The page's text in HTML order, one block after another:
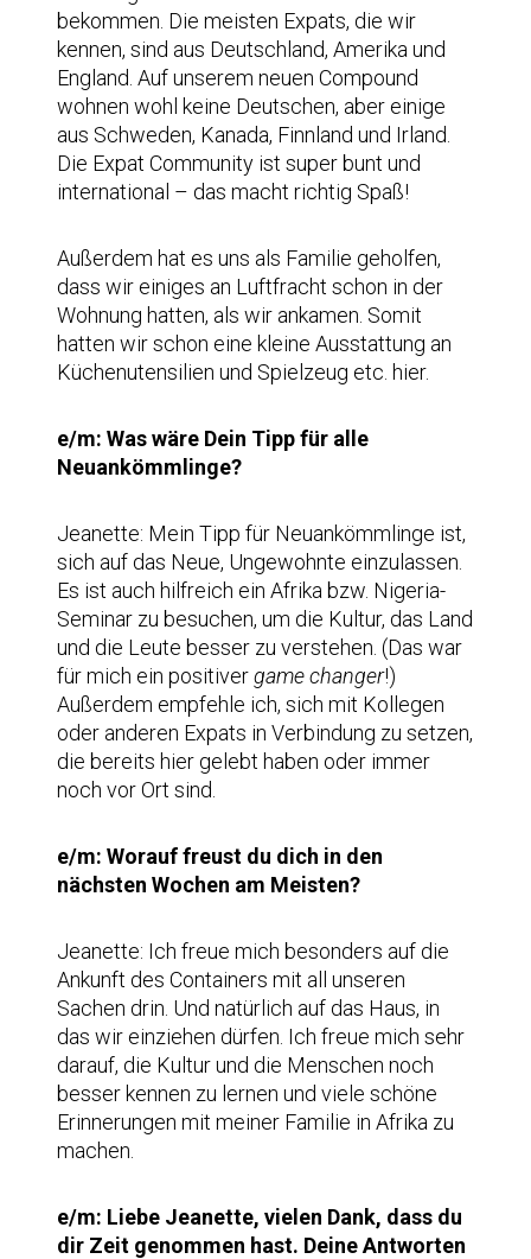
bekommen. Die meisten Expats, die wir
kennen, sind aus Deutschland, Amerika und
England. Auf unserem neuen Compound
wohnen wohl keine Deutschen, aber einige
aus Schweden, Kanada, Finnland und Irland.
Die Expat Community ist super bunt und
international – das macht richtig Spaß!
Außerdem hat es uns als Familie geholfen,
dass wir einiges an Luftfracht schon in der
Wohnung hatten, als wir ankamen. Somit
hatten wir schon eine kleine Ausstattung an
Küchenutensilien und Spielzeug etc. hier.
e/m: Was wäre Dein Tipp für alle
Neuankömmlinge?
Jeanette: Mein Tipp für Neuankömmlinge ist,
sich auf das Neue, Ungewohnte einzulassen.
Es ist auch hilfreich ein Afrika bzw. Nigeria-
Seminar zu besuchen, um die Kultur, das Land
und die Leute besser zu verstehen. (Das war
für mich ein positivergame changer!)
Außerdem empfehle ich, sich mit Kollegen
oder anderen Expats in Verbindung zu setzen,
die bereits hier gelebt haben oder immer
noch vor Ort sind.
e/m: Worauf freust du dich in den
nächsten Wochen am Meisten?
Jeanette: Ich freue mich besonders auf die
Ankunft des Containers mit all unseren
Sachen drin. Und natürlich auf das Haus, in
das wir einziehen dürfen. Ich freue mich sehr
darauf, die Kultur und die Menschen noch
besser kennen zu lernen und viele schöne
Erinnerungen mit meiner Familie in Afrika zu
machen.
e/m: Liebe Jeanette, vielen Dank, dass du
dir Zeit genommen hast. Deine Antworten